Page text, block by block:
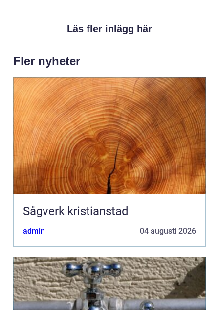
Läs fler inlägg här
Fler nyheter
Sågverk kristianstad
admin 04 augusti 2026